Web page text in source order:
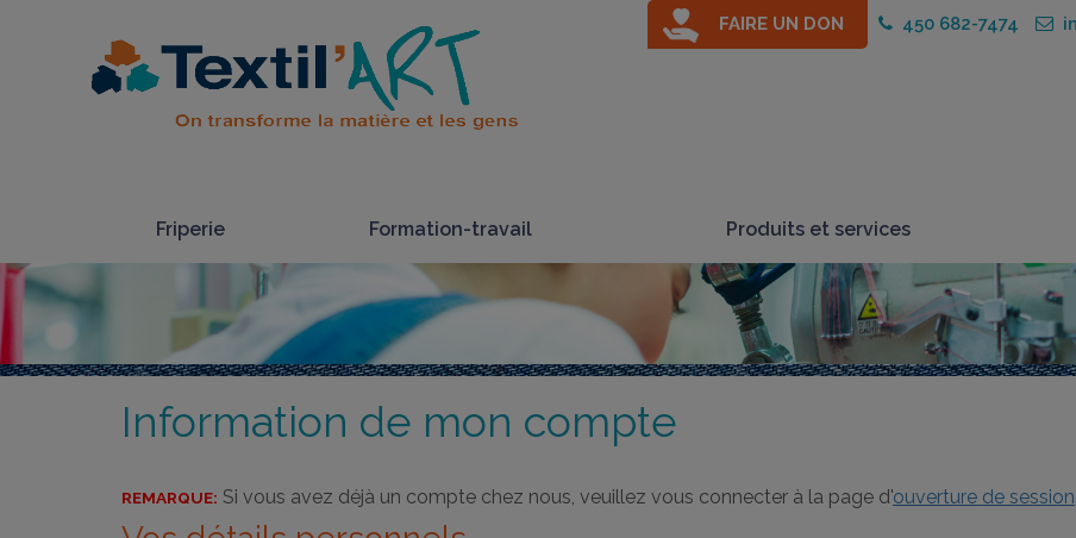
FAIRE UN DON 450 682-7474
Friperie Formation-travail Produits et services
Information de mon compte
REMARQUE: Si vous avez déjà un compte chez nous, veuillez vous connecter à la page d'ouverture de session